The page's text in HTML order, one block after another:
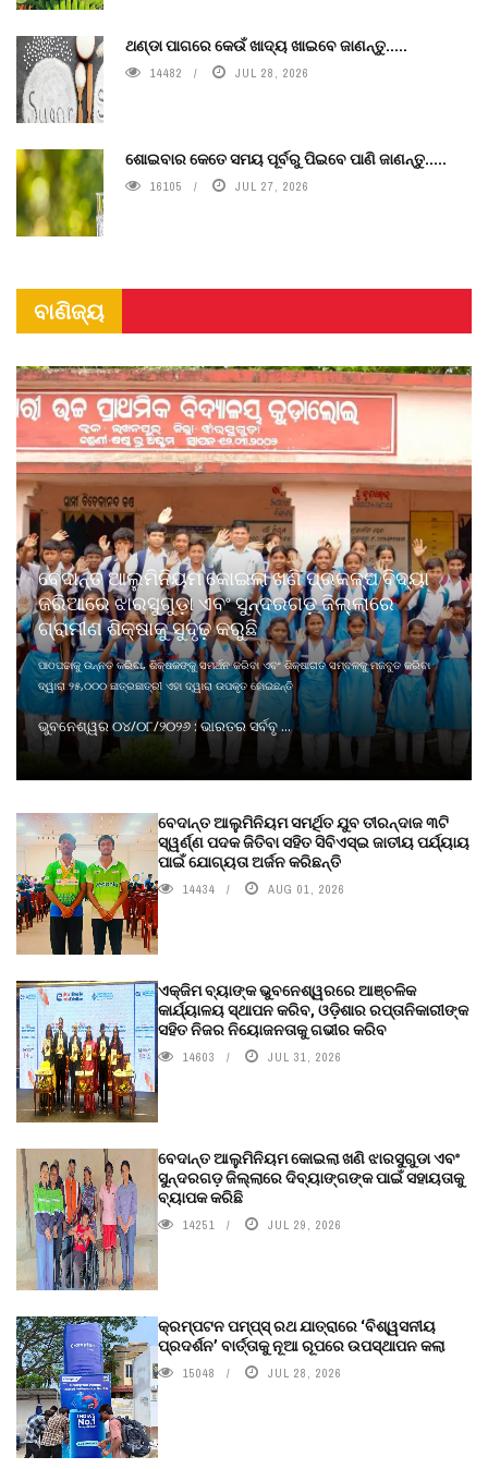
ଥଣ୍ଡା ପାଗରେ କେଉଁ ଖାଦ୍ୟ ଖାଇବେ ଜାଣନ୍ତୁ.....
14482 JUL 28, 2026
ଶୋଇବାର କେତେ ସମୟ ପୂର୍ବରୁ ପିଇବେ ପାଣି ଜାଣନ୍ତୁ.....
16105 JUL 27, 2026
ବାଣିଜ୍ୟ
ବେଦାନ୍ତ ଆଲୁମିନିୟମ କୋଇଲା ଖଣି ପ୍ରକଳ୍ପ ବିଦ୍ୟା
ଜରିଆରେ ଝାରସୁଗୁଡ଼ା ଏବଂ ସୁନ୍ଦରଗଡ଼ ଜିଲ୍ଲାରେ
ଗ୍ରାମୀଣ ଶିକ୍ଷାକୁ ସୁଦୃଢ଼ କରୁଛି
ପାଠପଢାକୁ ଉନ୍ନତ କରିବା, ଶିକ୍ଷକଙ୍କୁ ସମର୍ଥନ କରିବା ଏବଂ ଶିକ୍ଷାଗତ ସମ୍ବଳକୁ ମଜବୁତ କରିବା
ଦ୍ୱାରା ୨୫,୦୦୦ ଛାତ୍ରଛାତ୍ରୀ ଏହା ଦ୍ୱାରା ଉପକୃତ ହୋଇଛନ୍ତି
ଭୁବନେଶ୍ୱର ୦୪/୦୮/୨୦୨୬ : ଭାରତର ସର୍ବବୃ ...
ବେଦାନ୍ତ ଆଲୁମିନିୟମ ସମର୍ଥିତ ଯୁବ ତୀରନ୍ଦାଜ ୩ଟି
ସ୍ୱର୍ଣ୍ଣ ପଦକ ଜିତିବା ସହିତ ସିବିଏସ୍ଇ ଜାତୀୟ ପର୍ଯ୍ୟାୟ
ପାଇଁ ଯୋଗ୍ୟତା ଅର୍ଜନ କରିଛନ୍ତି
14434 AUG 01, 2026
ଏକ୍ଜିମ ବ୍ୟାଙ୍କ ଭୁବନେଶ୍ୱରରେ ଆଞ୍ଚଳିକ
କାର୍ଯ୍ୟାଳୟ ସ୍ଥାପନ କରିବ, ଓଡ଼ିଶାର ରପ୍ତାନିକାରୀଙ୍କ
ସହିତ ନିଜର ନିୟୋଜନତାକୁ ଗଭୀର କରିବ
14603 JUL 31, 2026
ବେଦାନ୍ତ ଆଲୁମିନିୟମ କୋଇଲା ଖଣି ଝାରସୁଗୁଡା ଏବଂ
ସୁନ୍ଦରଗଡ଼ ଜିଲ୍ଲାରେ ଦିବ୍ୟାଙ୍ଗଙ୍କ ପାଇଁ ସହାୟତାକୁ
ବ୍ୟାପକ କରିଛି
14251 JUL 29, 2026
କ୍ରମ୍ପଟନ ପମ୍ପ୍‌ସ୍‌ ରଥ ଯାତ୍ରାରେ ‘ବିଶ୍ୱସନୀୟ
ପ୍ରଦର୍ଶନ’ ବାର୍ତ୍ତାକୁ ନୂଆ ରୂପରେ ଉପସ୍ଥାପନ କଲା
15048 JUL 28, 2026